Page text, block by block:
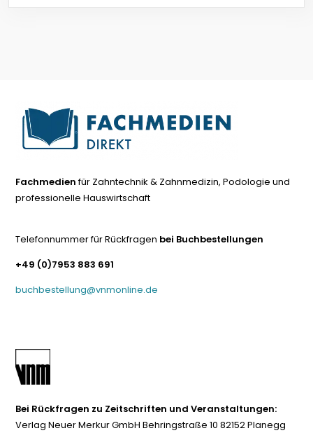
Fachmedienfür Zahntechnik & Zahnmedizin, Podologie und
professionelle Hauswirtschaft
Telefonnummer für Rückfragen bei Buchbestellungen
+49 (0)7953 883 691
buchbestellung@vnmonline.de
Bei Rückfragen zu Zeitschriften und Veranstaltungen:
Verlag Neuer Merkur GmbH Behringstraße 10 82152 Planegg